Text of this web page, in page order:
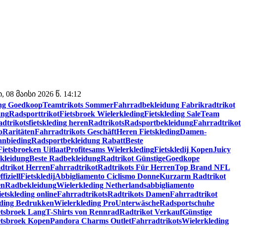
08 მაისი 2026 წ. 14:12
GoedkoopTeamtrikots SommerFahrradbekleidung Fabrikradtrikot
RadsporttrikotFietsbroek WielerkledingFietskleding SaleTeam
fietskleding herenRadtrikotsRadsportbekleidungFahrradtrikot
RaritätenFahrradtrikots GeschäftHeren FietskledingDamen-
Radsportbekleidung RabattBeste
UitlaatProfitesams WielerkledingFietskledij KopenJuicy
Beste RadbekleidungRadtrikot GünstigeGoedkope
HerrenFahrradtrikotRadtrikots Für HerrenTop Brand NFL
FietskledijAbbigliamento Ciclismo DonneKurzarm Radtrikot
RadbekleidungWielerkleding Netherlandsabbigliamento
onlineFahrradtrikotsRadtrikots DamenFahrradtrikot
BedrukkenWielerkleding ProUnterwäscheRadsportschuhe
LangT-Shirts von RennradRadtrikot VerkaufGünstige
KopenPandora Charms OutletFahrradtrikotsWielerkleding